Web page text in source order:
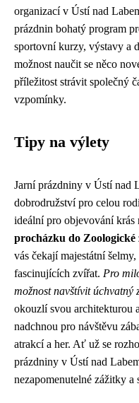
organizací v Ústí nad
prázdnin bohatý program
sportovní kurzy, výstavy a
možnost naučit se něco
příležitost strávit společný
vzpomínky.
Tipy na výlety
Jarní prázdniny v Ústí nad
dobrodružství pro celou
ideální pro objevování krás
procházku do
vás čekají majestátní
fascinujících zvířat. Pro
možnost navštívit úchvatný
okouzlí svou architekturou
nadchnou pro návštěvu
atrakcí a her. Ať už se
prázdniny v Ústí nad
nezapomenutelné zážitky a